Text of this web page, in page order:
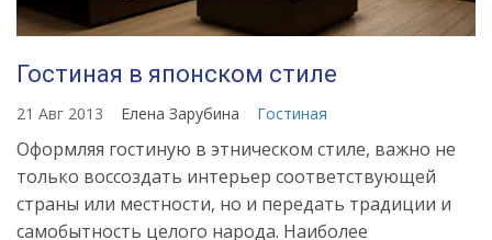
Гостиная в японском стиле
21 Авг 2013 Елена Зарубина Гостиная
Оформляя гостиную в этническом стиле, важно не
только воссоздать интерьер соответствующей
страны или местности, но и передать традиции и
самобытность целого народа. Наиболее